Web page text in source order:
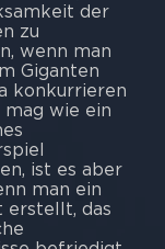
der
zu
wenn man
Giganten
konkurrieren
mag wie ein
ist es aber
man ein
erstellt, das